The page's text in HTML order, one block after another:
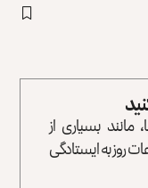
مانند بسیاری از
روز به ایستادگی